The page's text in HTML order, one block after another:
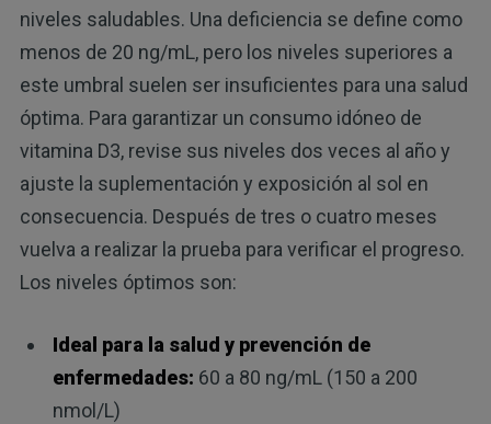
niveles saludables. Una deficiencia se define como
menos de 20 ng/mL, pero los niveles superiores a
este umbral suelen ser insuficientes para una salud
óptima. Para garantizar un consumo idóneo de
vitamina D3, revise sus niveles dos veces al año y
ajuste la suplementación y exposición al sol en
consecuencia. Después de tres o cuatro meses
vuelva a realizar la prueba para verificar el progreso.
Los niveles óptimos son:
Ideal para la salud y prevención de
enfermedades: 60 a 80 ng/mL (150 a 200
nmol/L)